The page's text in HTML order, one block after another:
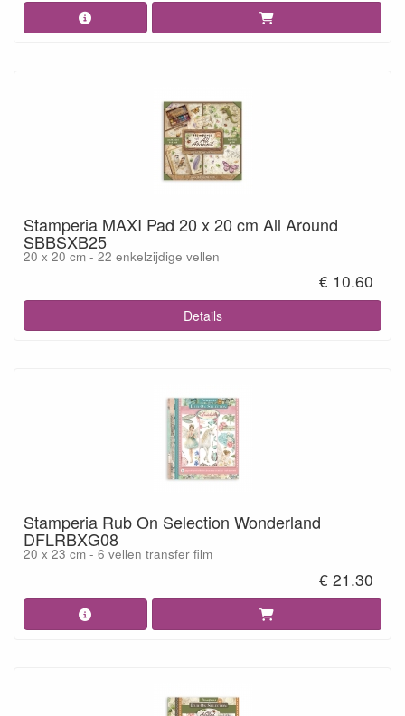
Stamperia MAXI Pad 20 x 20 cm All Around
SBBSXB25
20 x 20 cm - 22 enkelzijdige vellen
€ 10.60
Details
Stamperia Rub On Selection Wonderland
DFLRBXG08
20 x 23 cm - 6 vellen transfer film
€ 21.30